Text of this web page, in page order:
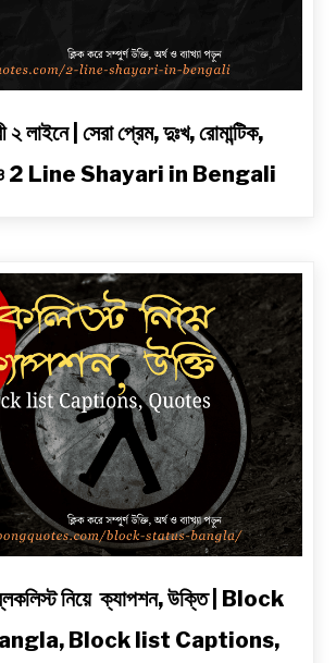
২ লাইনে | সেরা প্রেম, দুঃখ, রোমান্টিক,
ও 2 Line Shayari in Bengali
নিয়ে ক্যাপশন, উক্তি | Block
Block list Captions,